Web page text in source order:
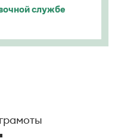
службе